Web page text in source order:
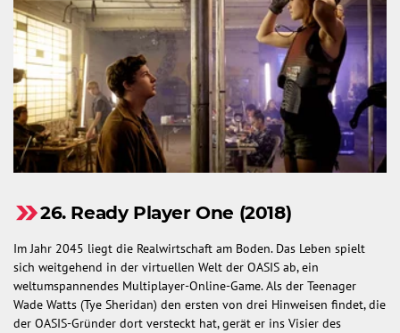
26. Ready Player One (2018)
Im Jahr 2045 liegt die Realwirtschaft am Boden. Das Leben spielt
sich weitgehend in der virtuellen Welt der OASIS ab, ein
weltumspannendes Multiplayer-Online-Game. Als der Teenager
Wade Watts (Tye Sheridan) den ersten von drei Hinweisen findet, die
der OASIS-Gründer dort versteckt hat, gerät er ins Visier des